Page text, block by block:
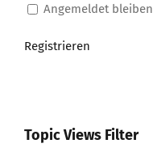
Angemeldet bleiben
Registrieren
Topic Views Filter